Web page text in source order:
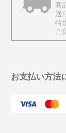
商
送
特
ご
お支払い方法